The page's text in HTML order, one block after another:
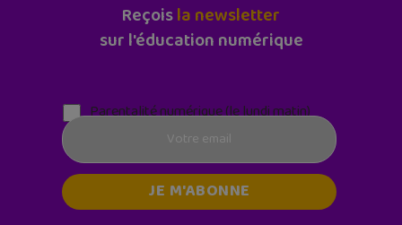
Reçoisla newsletter
sur l'éducation numérique
Parentalité numérique (le lundi matin)